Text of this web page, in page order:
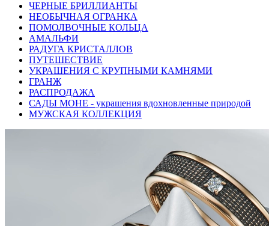
ЧЕРНЫЕ БРИЛЛИАНТЫ
НЕОБЫЧНАЯ ОГРАНКА
ПОМОЛВОЧНЫЕ КОЛЬЦА
АМАЛЬФИ
РАДУГА КРИСТАЛЛОВ
ПУТЕШЕСТВИЕ
УКРАШЕНИЯ С КРУПНЫМИ КАМНЯМИ
ГРАНЖ
РАСПРОДАЖА
САДЫ МОНЕ - украшения вдохновленные природой
МУЖСКАЯ КОЛЛЕКЦИЯ